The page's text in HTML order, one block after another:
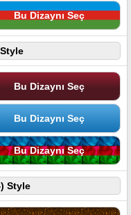
Bu Dizaynı Seç
Bu Dizaynı Seç
Bu Dizaynı Seç
Bu Dizaynı Seç
Style